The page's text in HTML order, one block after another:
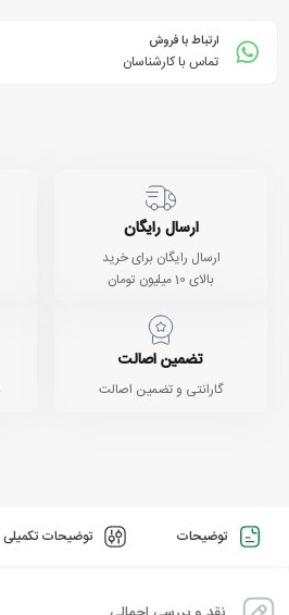
ارتباط با فروش
تماس با کارشناسان
ارسال رایگان
ارسال رایگان برای خرید
بالای 10 میلیون تومان
تضمین اصالت
گارانتی و تضمین اصالت
توضیحات توضیحات تکمیلی